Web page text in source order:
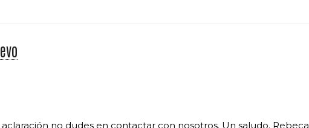
aclaración no dudes en contactar con nosotros. Un saludo. Rebeca